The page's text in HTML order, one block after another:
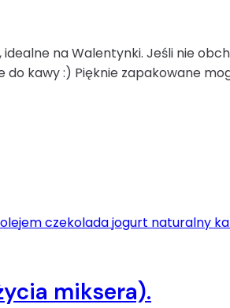
na Walentynki. Jeśli nie
kawy :) Pięknie zapakowane
miksera).